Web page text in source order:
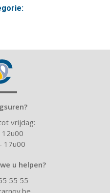
vrijdag:
17u00
u helpen?
55 55